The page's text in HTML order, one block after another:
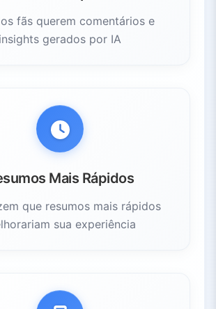
fãs querem comentários e
insights gerados por IA
Mais Rápidos
que resumos mais rápidos
sua experiência